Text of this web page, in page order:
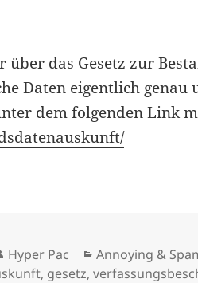
über das Gesetz zur
Daten eigentlich genau
dem folgenden Link
Author
Hyper Pac Categories
Annoying &
, gesetz,